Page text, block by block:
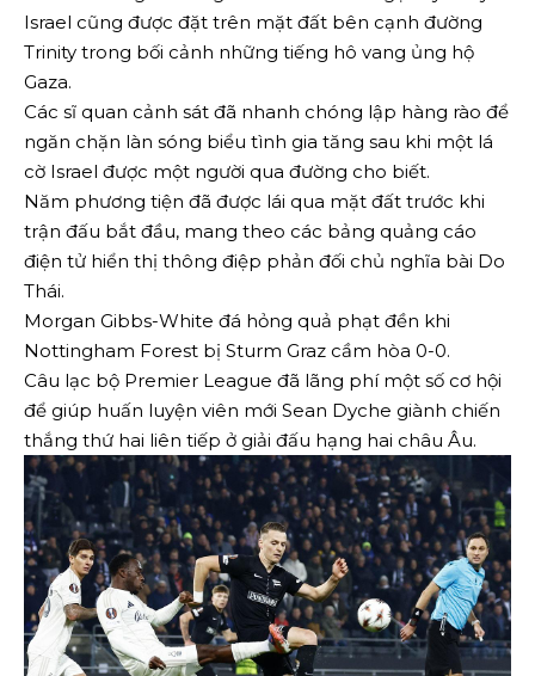
Israel cũng được đặt trên mặt đất bên cạnh đường
Trinity trong bối cảnh những tiếng hô vang ủng hộ
Gaza.
Các sĩ quan cảnh sát đã nhanh chóng lập hàng rào để
ngăn chặn làn sóng biểu tình gia tăng sau khi một lá
cờ Israel được một người qua đường cho biết.
Năm phương tiện đã được lái qua mặt đất trước khi
trận đấu bắt đầu, mang theo các bảng quảng cáo
điện tử hiển thị thông điệp phản đối chủ nghĩa bài Do
Thái.
Morgan Gibbs-White đá hỏng quả phạt đền khi
Nottingham Forest bị Sturm Graz cầm hòa 0-0.
Câu lạc bộ Premier League đã lãng phí một số cơ hội
để giúp huấn luyện viên mới Sean Dyche giành chiến
thắng thứ hai liên tiếp ở giải đấu hạng hai châu Âu.